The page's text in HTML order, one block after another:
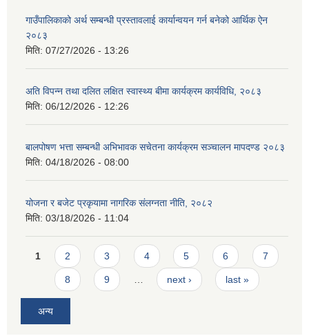
गाउँपालिकाको अर्थ सम्बन्धी प्रस्तावलाई कार्यान्वयन गर्न बनेको आर्थिक ऐन
२०८३
मिति: 07/27/2026 - 13:26
अति विपन्न तथा दलित लक्षित स्वास्थ्य बीमा कार्यक्रम कार्यविधि, २०८३
मिति: 06/12/2026 - 12:26
बालपोषण भत्ता सम्बन्धी अभिभावक सचेतना कार्यक्रम सञ्चालन मापदण्ड २०८३
मिति: 04/18/2026 - 08:00
योजना र बजेट प्रकृयामा नागरिक संलग्नता नीति, २०८२
मिति: 03/18/2026 - 11:04
Pages
1 2 3 4 5 6 7
8 9 next › last »
अन्य